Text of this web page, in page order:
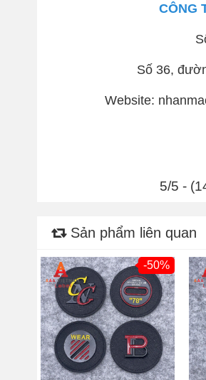
CÔNG
Số 36,
Website:
5/5 -
Sản phẩm liên quan
-50%